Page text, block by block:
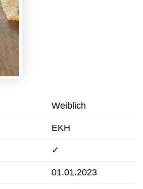
Weiblich
EKH
✓
01.01.2023